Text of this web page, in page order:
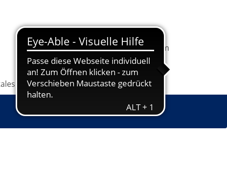
1 Ihrem
Warenkorb
befindet
sich
1
Kurs
Information Programm
Grundbildung Jugendkunstschule